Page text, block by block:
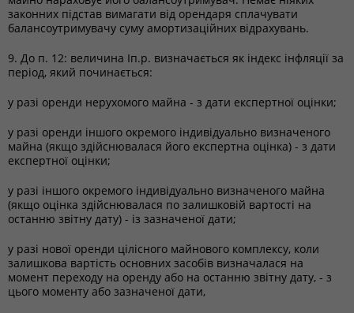
законних підстав вимагати від орендаря сплачувати
балансоутримувачу суму амортизаційних відрахувань.
9. До п. 12: величина Іп.р. визначається як індекс інфляції за
період, який починається:
у разі оренди нерухомого майна - з дати експертної оцінки;
у разі оренди іншого окремого індивідуально визначеного
майна (якщо здійснювалася його експертна оцінка) - з дати
експертної оцінки;
у разі іншого окремого індивідуально визначеного майна
(якщо оцінка здійснювалася по залишковій вартості на
останню звітну дату) - із зазначеної дати;
у разі нової оренди цілісного майнового комплексу, коли
залишкова вартість основних засобів визначалася на
момент переходу на оренду або на останню звітну дату, - з
цього моменту або зазначеної дати,